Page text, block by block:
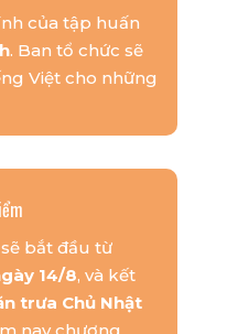
của tập huấn
. Ban tổ chức sẽ
Việt cho những
bắt đầu từ
14/8, và kết
trưa Chủ Nhật
nay chương